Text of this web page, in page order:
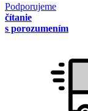
Podporujeme
čítanie
s porozumením